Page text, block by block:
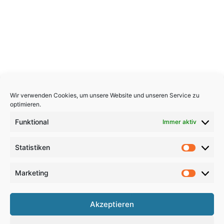
Wir verwenden Cookies, um unsere Website und unseren Service zu
optimieren.
Funktional Immer aktiv
Statistiken
Marketing
Akzeptieren